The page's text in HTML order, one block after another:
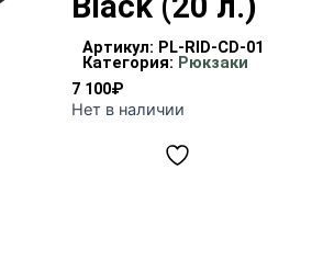
Артикул: PL-RID-CD-01
Категория: Рюкзаки
7 100₽
Нет в наличии